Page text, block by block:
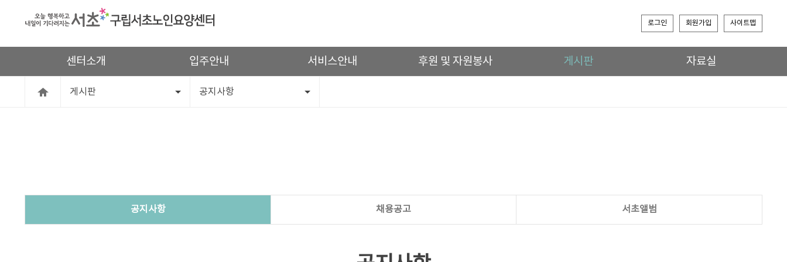
로그인 회원가입 사이트맵
센터소개 입주안내 서비스안내 후원 및 자원봉사 게시판 자료실
게시판 공지사항
공지사항 채용공고 서초앨범